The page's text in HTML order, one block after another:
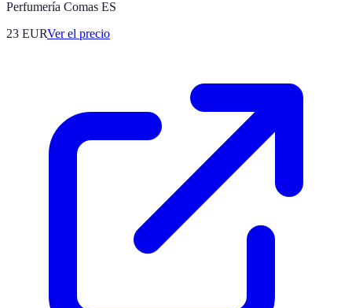
Perfumería Comas ES
23 EURVer el precio